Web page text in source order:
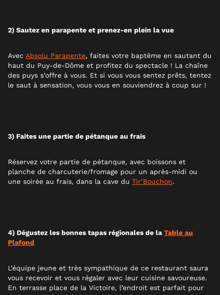
2) Sautez en parapente et prenez-en plein la vue
Avec Absolu Parapente, faites votre baptême en sautant du
haut du Puy-de-Dôme et profitez du spectacle ! La chaîne
des puys s’offre à vous. Et si vous vous sentez prêts, tentez
le saut à sensation, vous vous en souviendrez à coup sur !
3) Faites une partie de pétanque au frais
Réservez votre partie de pétanque, avec boissons et
planche de charcuterie/fromage pour un après-midi ou
une soirée au frais, dans la cave du Tir’Bouchon.
4) Dégustez les bonnes tapas régionales de la Table au
Plafond
L’équipe jeune et très sympathique de ce restaurant saura
vous recevoir et vous régaler avec leur cuisine savoureuse.
En terrasse place de la Victoire, l’endroit est parfait pour